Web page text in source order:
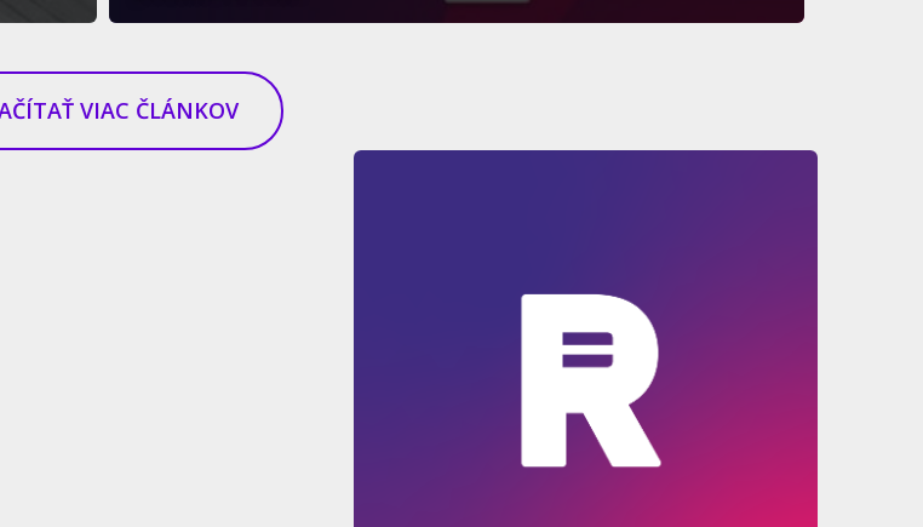
VIAC ČLÁNKOV